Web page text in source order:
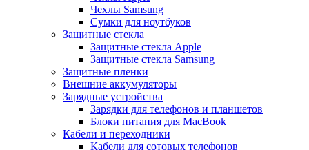
Чехлы Samsung
Сумки для ноутбуков
Защитные стекла
Защитные стекла Apple
Защитные стекла Samsung
Защитные пленки
Внешние аккумуляторы
Зарядные устройства
Зарядки для телефонов и планшетов
Блоки питания для MacBook
Кабели и переходники
Кабели для сотовых телефонов